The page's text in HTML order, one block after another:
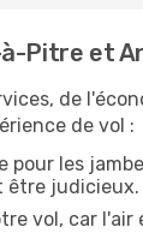
Pitre et
de
de vol :
pour les
être judicieux.
vol, car